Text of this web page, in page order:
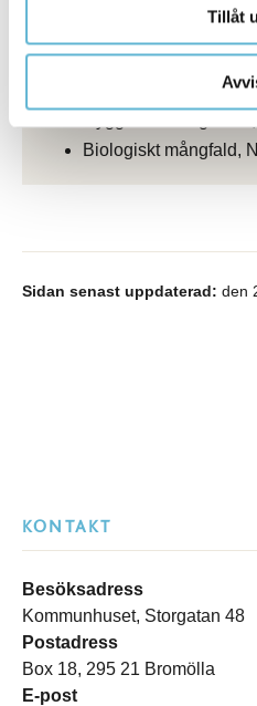
Tillåt
Relaterade länkar
Biologiskt mångfald,
Sidan senast uppdaterad: den
KONTAKT
Besöksadress
Kommunhuset, Storgatan 48
Postadress
Box 18, 295 21 Bromölla
E-post